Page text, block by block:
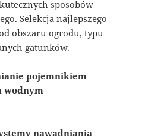
sposobów
Selekcja najlepszego
obszaru ogrodu, typu
gatunków.
pojemnikiem
wodnym
nawadniania